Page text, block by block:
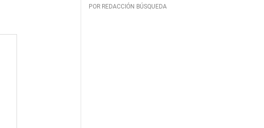
POR REDACCIÓN BÚSQUEDA